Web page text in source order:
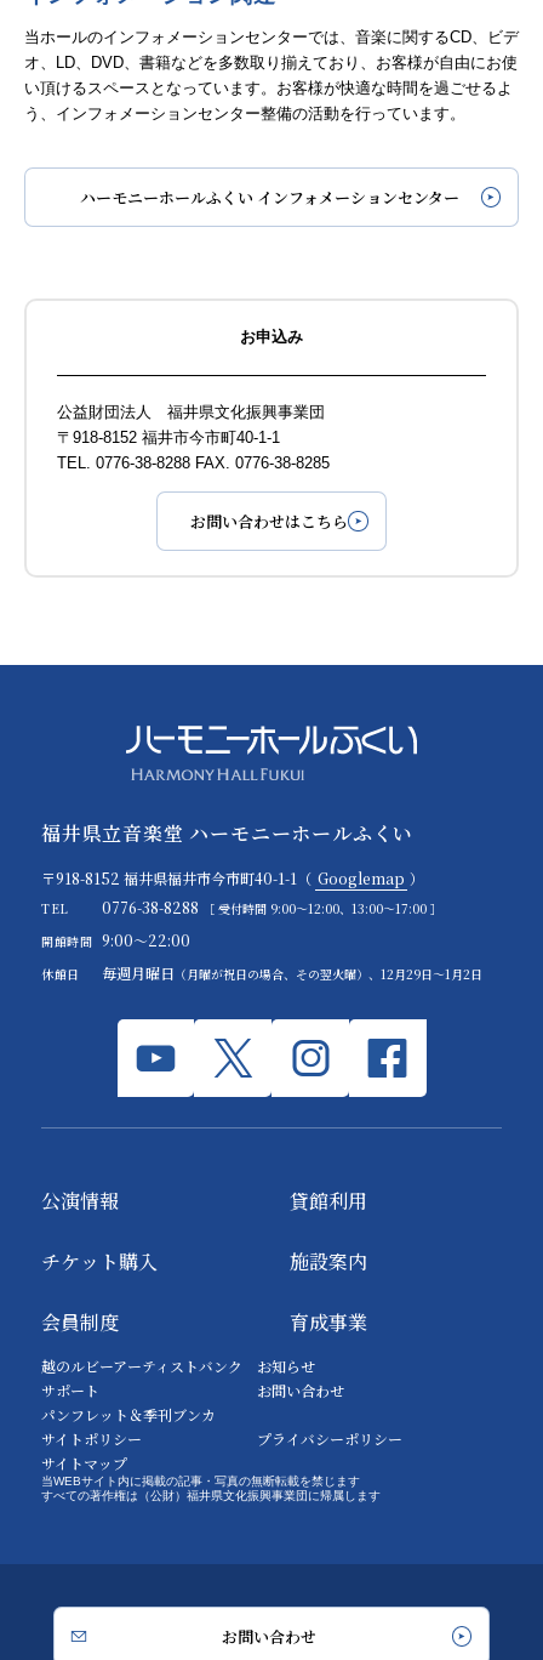
当ホールのインフォメーションセンターでは、音楽に関するCD、ビデ
オ、LD、DVD、書籍などを多数取り揃えており、お客様が自由にお使
い頂けるスペースとなっています。お客様が快適な時間を過ごせるよ
う、インフォメーションセンター整備の活動を行っています。
ハーモニーホールふくい インフォメーションセンター
お申込み
公益財団法人 福井県文化振興事業団
〒918-8152 福井市今市町40-1-1
TEL. 0776-38-8288 FAX. 0776-38-8285
お問い合わせはこちら
福井県立音楽堂 ハーモニーホールふくい
〒918-8152 福井県福井市今市町40-1-1（ Googlemap ）
TEL 0776-38-8288
［ 受付時間 9:00～12:00、13:00～17:00 ］
開館時間 9:00～22:00
休館日 毎週月曜日 （月曜が祝日の場合、その翌火曜）、12月29日～1月2日
公演情報
チケット購入
会員制度
貸館利用
施設案内
育成事業
越のルビーアーティストバンク
サポート
パンフレット＆季刊ブンカ
お知らせ
お問い合わせ
サイトポリシー
プライバシーポリシー
サイトマップ
当WEBサイト内に掲載の記事・写真の無断転載を禁じます
すべての著作権は（公財）福井県文化振興事業団に帰属します
お問い合わせ